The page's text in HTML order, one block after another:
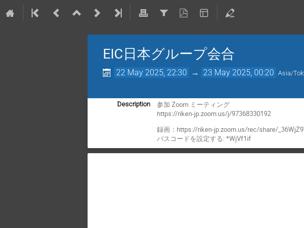
EIC日本グループ会合
22 May 2025, 22:30 → 23 May 2025, 00:20 Asia/
Description
参加 Zoom ミーティング
https://riken-jp.zoom.us/j/97368330192
録画：https://riken-jp.zoom.us/rec/share/
パスコードを設定する: *WjVf1if